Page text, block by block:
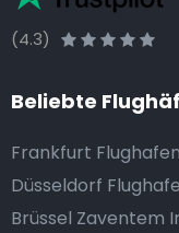
(4.3)
Beliebte
Frankfurt
Düsseldorf
Brüssel Zaventem